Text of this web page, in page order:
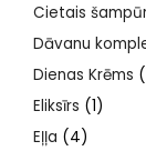
Cietais
Dāvanu
Dienas Krēms
Eliksīrs (1)
Eļļa (4)